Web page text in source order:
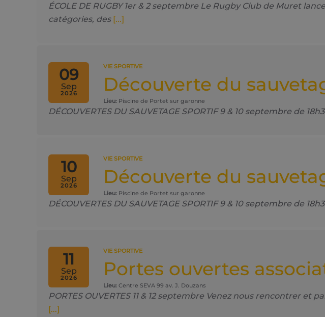
ÉCOLE DE RUGBY 1er & 2 septembre Le Rugby Club de Muret
catégories, des [...]
09
Sep
2026
VIE SPORTIVE
Découverte du
Lieu: Piscine de Portet sur garonne
DÉCOUVERTES DU SAUVETAGE SPORTIF 9 & 10 septembre de
10
Sep
2026
VIE SPORTIVE
Découverte du
Lieu: Piscine de Portet sur garonne
DÉCOUVERTES DU SAUVETAGE SPORTIF 9 & 10 septembre de
11
Sep
2026
VIE SPORTIVE
Portes ouvertes
Lieu: Centre SEVA 99 av. J. Douzans
PORTES OUVERTES 11 & 12 septembre Venez nous rencontrer
[...]